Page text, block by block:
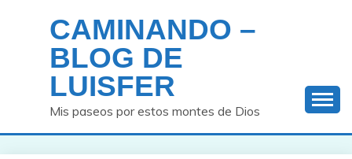
contenido
CAMINANDO –
BLOG DE
LUISFER
Mis paseos por estos montes de Dios